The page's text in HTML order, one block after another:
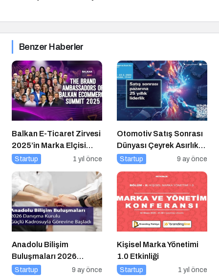
Benzer Haberler
Balkan E-Ticaret Zirvesi
2025’in Marka Elçisi
Belli Oldu
Startup 1 yıl önce
Otomotiv Satış Sonrası
Dünyası Çeyrek Asırlık
Zirve İçin İstanbul’da
Startup 9 ay önce
Anadolu Bilişim
Buluşmaları 2026
Danışma Kurulu Güçlü
Startup 9 ay önce
Kişisel Marka Yönetimi
1.0 Etkinliği
Startup 1 yıl önce